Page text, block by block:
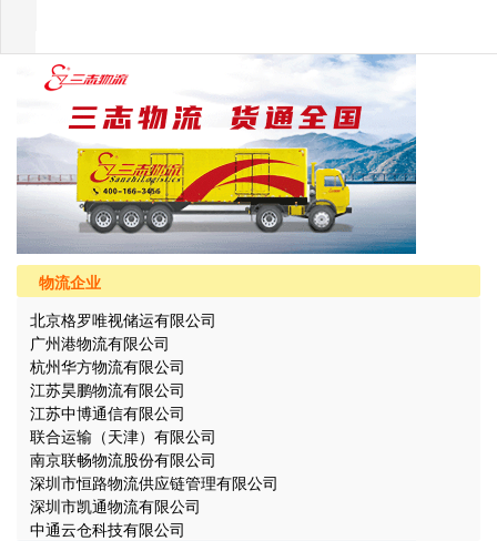
物流企业
北京格罗唯视储运有限公司
广州港物流有限公司
杭州华方物流有限公司
江苏昊鹏物流有限公司
江苏中博通信有限公司
联合运输（天津）有限公司
南京联畅物流股份有限公司
深圳市恒路物流供应链管理有限公司
深圳市凯通物流有限公司
中通云仓科技有限公司